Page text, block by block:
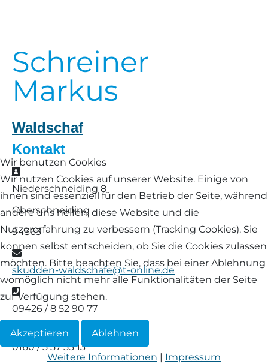
Schreiner
Markus
Waldschaf
Kontakt
Adresse
Niederschneiding 8
Oberschneiding
94363
E-Mail
skudden-waldschafe@t-online.de
Telefon
09426 / 8 52 90 77
Mobil
0160 / 5 57 53 13
Wir benutzen Cookies
Wir nutzen Cookies auf unserer Website. Einige von
ihnen sind essenziell für den Betrieb der Seite, während
andere uns helfen, diese Website und die
Nutzererfahrung zu verbessern (Tracking Cookies). Sie
können selbst entscheiden, ob Sie die Cookies zulassen
möchten. Bitte beachten Sie, dass bei einer Ablehnung
womöglich nicht mehr alle Funktionalitäten der Seite
zur Verfügung stehen.
Akzeptieren Ablehnen
Weitere Informationen | Impressum
Links Züchter-Internetseiten
Preisrichter in Bayern
Futtrationsrechner
Neueinsteiger
Fachberater in Bayern
Lineare Beurteilung Zahnstellung
Erfassung der Euterreinheit
Weißes Bergschaf
Rouge de Roussillon
Schwarzes Villnösser Schaf
Scottish Blackface
Shetland
Skudde
South Down
Soayschaf
Waldschaf
Weiße gehörnte Heidschnucke
Weiße hornlose Heidschnucke